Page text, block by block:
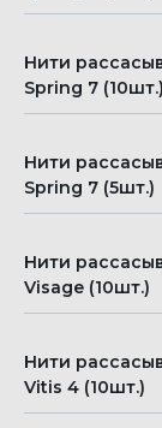
Нити
Spring 7 (10шт.)
Нити
Spring 7 (5шт.)
Нити
Visage (10шт.)
Нити
Vitis 4 (10шт.)
Клиника с
5,0
+7 473 200-